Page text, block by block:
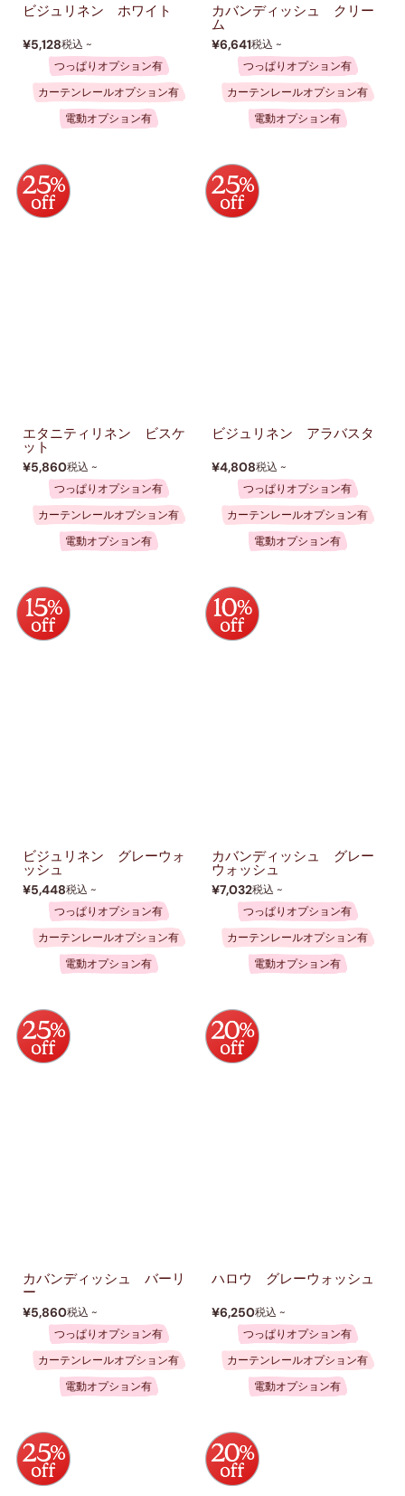
ビジュリネン ホワイト
¥5,128税込 ~
つっぱりオプション有
カーテンレールオプション有
電動オプション有
カバンディッシュ クリー
ム
¥6,641税込 ~
つっぱりオプション有
カーテンレールオプション有
電動オプション有
エタニティリネン ビスケ
ット
¥5,860税込 ~
つっぱりオプション有
カーテンレールオプション有
電動オプション有
ビジュリネン アラバスタ
¥4,808税込 ~
つっぱりオプション有
カーテンレールオプション有
電動オプション有
ビジュリネン グレーウォ
ッシュ
¥5,448税込 ~
つっぱりオプション有
カーテンレールオプション有
電動オプション有
カバンディッシュ グレー
ウォッシュ
¥7,032税込 ~
つっぱりオプション有
カーテンレールオプション有
電動オプション有
カバンディッシュ バーリ
ー
¥5,860税込 ~
つっぱりオプション有
カーテンレールオプション有
電動オプション有
ハロウ グレーウォッシュ
¥6,250税込 ~
つっぱりオプション有
カーテンレールオプション有
電動オプション有